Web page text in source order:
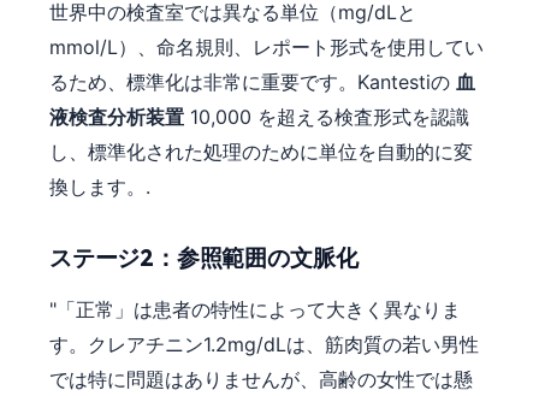
世界中の検査室では異なる単位（mg/dLと
mmol/L）、命名規則、レポート形式を使用してい
るため、標準化は非常に重要です。Kantestiの 血
液検査分析装置 10,000 を超える検査形式を認識
し、標準化された処理のために単位を自動的に変
換します。.
ステージ2：参照範囲の文脈化
"「正常」は患者の特性によって大きく異なりま
す。クレアチニン1.2mg/dLは、筋肉質の若い男性
では特に問題はありませんが、高齢の女性では懸